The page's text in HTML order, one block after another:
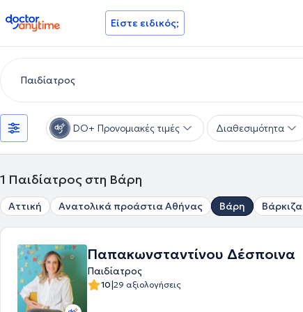
doctoranytime Είστε ειδικός;
DO+ Προνομιακές τιμές Διαθεσιμότητα
1 Παιδίατρος στη Βάρη
Αττική Ανατολικά προάστια Αθήνας Βάρη Βάρκιζα
Παπακωνσταντίνου Δέσποινα
Παιδίατρος
10|29 αξιολογήσεις